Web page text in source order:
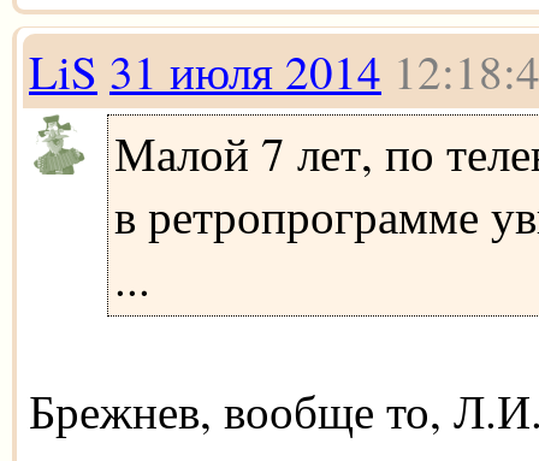
LiS 31 июля 2014
Малой 7 лет, по
в ретропрограмме
...
Брежнев, вообще то,